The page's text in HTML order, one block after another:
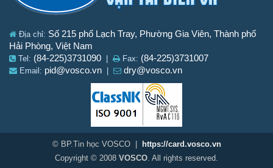
Địa chỉ: Số 215 phố Lạch Tray, Phường Gia Viên, Thành phố
Hải Phòng, Việt Nam
Tel: (84-225)3731090 | Fax: (84-225)3731007
Email: pid@vosco.vn | dry@vosco.vn
© BP.Tin học VOSCO |
https://card.vosco.vn
Copyright © 2008 VOSCO . All rights reserved.